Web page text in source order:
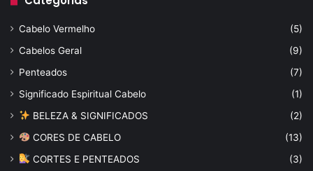
Cabelo Vermelho
(5)
Cabelos Geral
(9)
Penteados
(7)
Significado Espiritual Cabelo
(1)
BELEZA & SIGNIFICADOS
(2)
CORES DE CABELO
(13)
CORTES E PENTEADOS
(3)